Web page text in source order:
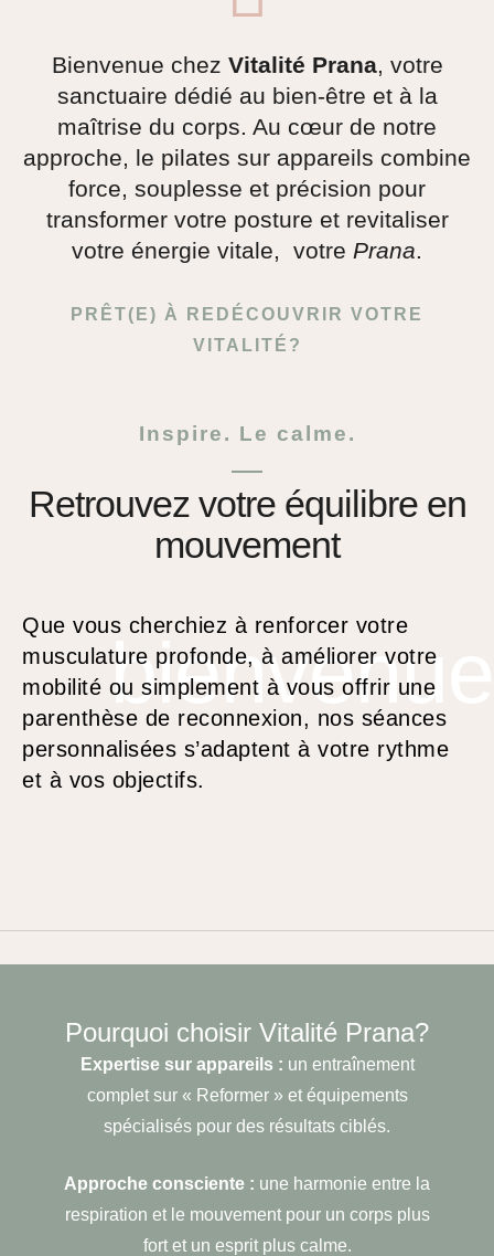
Bienvenue chez Vitalité Prana, votre
sanctuaire dédié au bien-être et à la
maîtrise du corps. Au cœur de notre
approche, le pilates sur appareils combine
force, souplesse et précision pour
transformer votre posture et revitaliser
votre énergie vitale, votre Prana.
PRÊT(E) À REDÉCOUVRIR VOTRE
VITALITÉ?
bienvenue
Inspire. Le calme.
Retrouvez votre équilibre en
mouvement
Que vous cherchiez à renforcer votre
musculature profonde, à améliorer votre
mobilité ou simplement à vous offrir une
parenthèse de reconnexion, nos séances
personnalisées s’adaptent à votre rythme
et à vos objectifs.
Pourquoi choisir Vitalité Prana?
Expertise sur appareils : un entraînement
complet sur « Reformer » et équipements
spécialisés pour des résultats ciblés.
Approche consciente : une harmonie entre la
respiration et le mouvement pour un corps plus
fort et un esprit plus calme.